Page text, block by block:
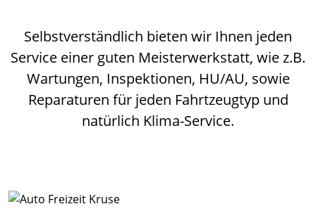
Selbstverständlich bieten wir Ihnen jeden
Service einer guten Meisterwerkstatt, wie z.B.
Wartungen, Inspektionen, HU/AU, sowie
Reparaturen für jeden Fahrtzeugtyp und
natürlich Klima-Service.